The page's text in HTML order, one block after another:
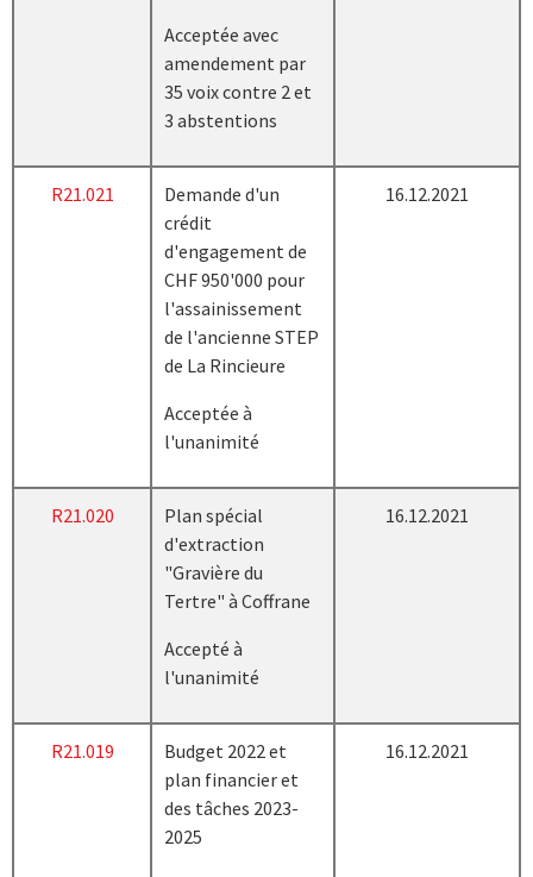
Acceptée avec
amendement par
35 voix contre 2 et
3 abstentions
R21.021
Demande d'un
crédit
d'engagement de
CHF 950'000 pour
l'assainissement
de l'ancienne STEP
de La Rincieure
Acceptée à
l'unanimité
16.12.2021
R21.020
Plan spécial
d'extraction
"Gravière du
Tertre" à Coffrane
Accepté à
l'unanimité
16.12.2021
R21.019
Budget 2022 et
plan financier et
des tâches 2023-
2025
16.12.2021